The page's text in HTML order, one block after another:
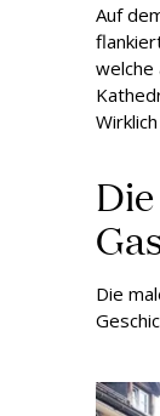
Auf
welche
Die